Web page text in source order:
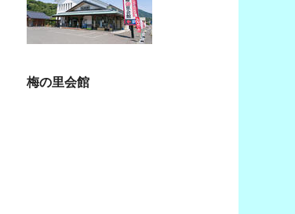
梅の里会館